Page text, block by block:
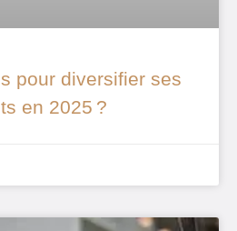
pour diversifier ses
en 2025 ?